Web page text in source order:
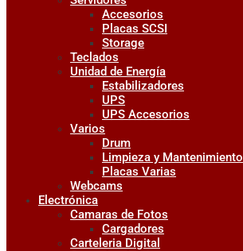
Accesorios
Placas SCSI
Storage
Teclados
Unidad de Energía
Estabilizadores
UPS
UPS Accesorios
Varios
Drum
Limpieza y Mantenimiento
Placas Varias
Webcams
Electrónica
Camaras de Fotos
Cargadores
Carteleria Digital